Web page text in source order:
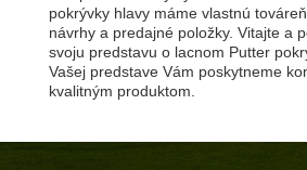
pokrývky hlavy máme vlastnú
návrhy a predajné položky. Vitajte a
svoju predstavu o lacnom Putter
Vašej predstave Vám poskytneme
kvalitným produktom.